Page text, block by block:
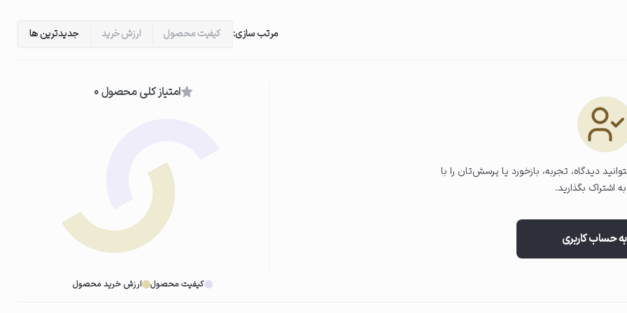
محصول را با حرکات دورانی و
مرتب سازی: کیفیت محصول ارزش خرید جدیدترین ها
دیدگاه، تجربه، بازخورد یا پرسش‌تان را با
اشتراک بگذارید.
حساب کاربری
امتیاز کلی محصول 0
کیفیت محصول ارزش خرید محصول